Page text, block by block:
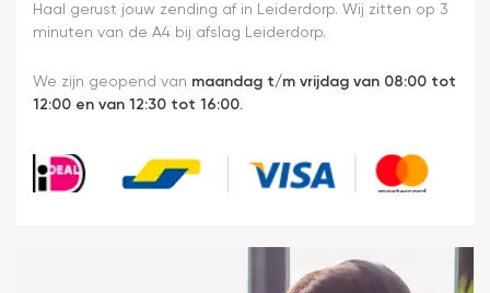
Haal gerust jouw zending af in Leiderdorp. Wij zitten op 3
minuten van de A4 bij afslag Leiderdorp.
We zijn geopend van maandag t/m vrijdag van 08:00 tot
12:00 en van 12:30 tot 16:00.